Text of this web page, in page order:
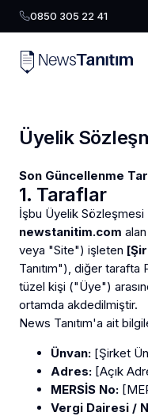
0850 305 22 41
Üyelik
Son Güncellenme
1. Taraflar
İşbu Üyelik
newstanitim.com
veya "Site") işleten
Tanıtım"), diğer
tüzel kişi ("Üye")
ortamda akdedilmiştir.
News Tanıtım'a ait
Ünvan: [Şirket
Adres: [Açık
MERSİS No:
Vergi Dairesi /